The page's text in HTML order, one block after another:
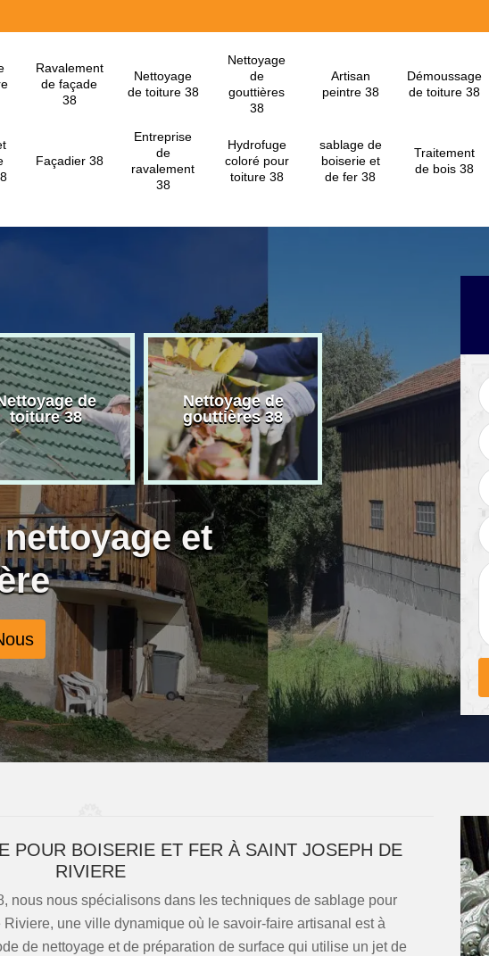
Ravalement
de façade
38
Nettoyage
de toiture 38
Nettoyage
de
gouttières
38
Artisan
peintre 38
Démoussage
de toiture 38
Façadier 38
Entreprise
de
ravalement
38
Hydrofuge
coloré pour
toiture 38
sablage de
boiserie et
de fer 38
Traitement
de bois 38
de
toiture 38
Nettoyage de
gouttières 38
Artisan peintre 38
et
POUR BOISERIE ET FER À SAINT JOSEPH DE
RIVIERE
nous nous spécialisons dans les techniques de sablage pour
une ville dynamique où le savoir-faire artisanal est à
de nettoyage et de préparation de surface qui utilise un jet de